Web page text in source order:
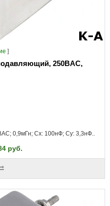
]
250ВAC,
0,9мГн; Cx: 100нФ; Cy: 3,3нФ..
руб.